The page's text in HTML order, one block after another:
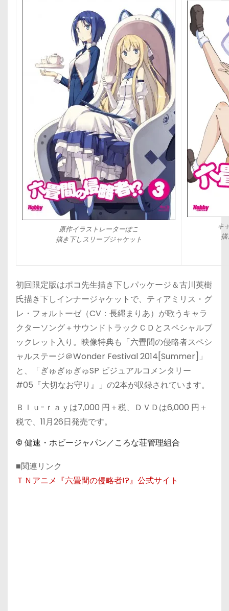
原作イラストレーターぽこ
描き下しスリーブジャケット
キ
初回限定版はポコ先生描き下しパッケージ＆古川英樹
氏描き下しインナージャケットで、ティアミリス・グ
レ・フォルトーゼ（CV：長縄まりあ）が歌うキャラ
クターソング＋サウンドトラックＣＤとスペシャルブ
ックレット入り。映像特典も「六畳間の侵略者スペシ
ャルステージ＠Wonder Festival 2014[Summer]」
と、「ぎゅぎゅぎゅSP ビジュアルコメンタリー
#05『大切なお守り』」の2本が収録されています。
Ｂｌｕ-ｒａｙは7,000 円＋税、ＤＶＤは6,000 円＋
税で、11月26日発売です。
© 健速・ホビージャパン／ころな荘管理組合
■関連リンク
ＴＮアニメ『六畳間の侵略者!?』公式サイト